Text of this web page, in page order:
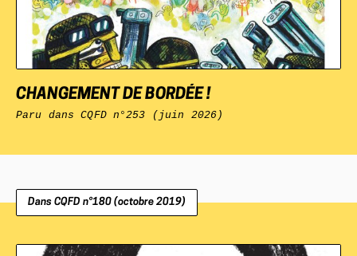
CHANGEMENT DE BORDÉE !
Paru dansCQFDn°253 (juin 2026)
Dans CQFD n°180 (octobre 2019)